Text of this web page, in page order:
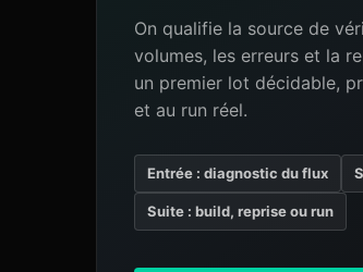
On qualifie la source de
volumes, les erreurs et la
un premier lot décidable,
et au run réel.
Entrée : diagnostic du flux
Suite : build, reprise ou run